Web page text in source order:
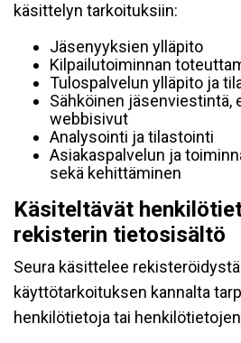
käsittelyn tarkoituksiin:
Jäsenyyksien ylläpito
Kilpailutoiminnan
Tulospalvelun ylläpito ja
Sähköinen jäsenviestintä,
webbisivut
Analysointi ja tilastointi
Asiakaspalvelun ja
sekä kehittäminen
Käsiteltävät
rekisterin tietosisältö
Seura käsittelee
käyttötarkoituksen kannalta
henkilötietoja tai